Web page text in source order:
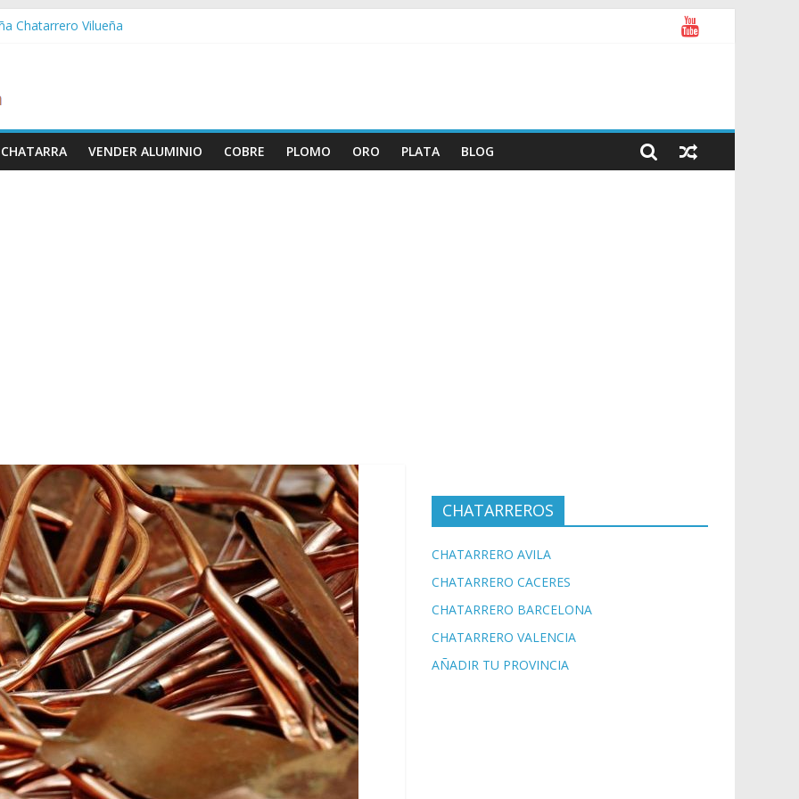
Chatarrero Vilueña
Zaida
Chatarrero Vistabella
VENDER ALUMINIO COBRE PLOMO ORO PLATA BLOG
CHATARREROS
CHATARRERO AVILA
CHATARRERO CACERES
CHATARRERO BARCELONA
CHATARRERO VALENCIA
AÑADIR TU PROVINCIA